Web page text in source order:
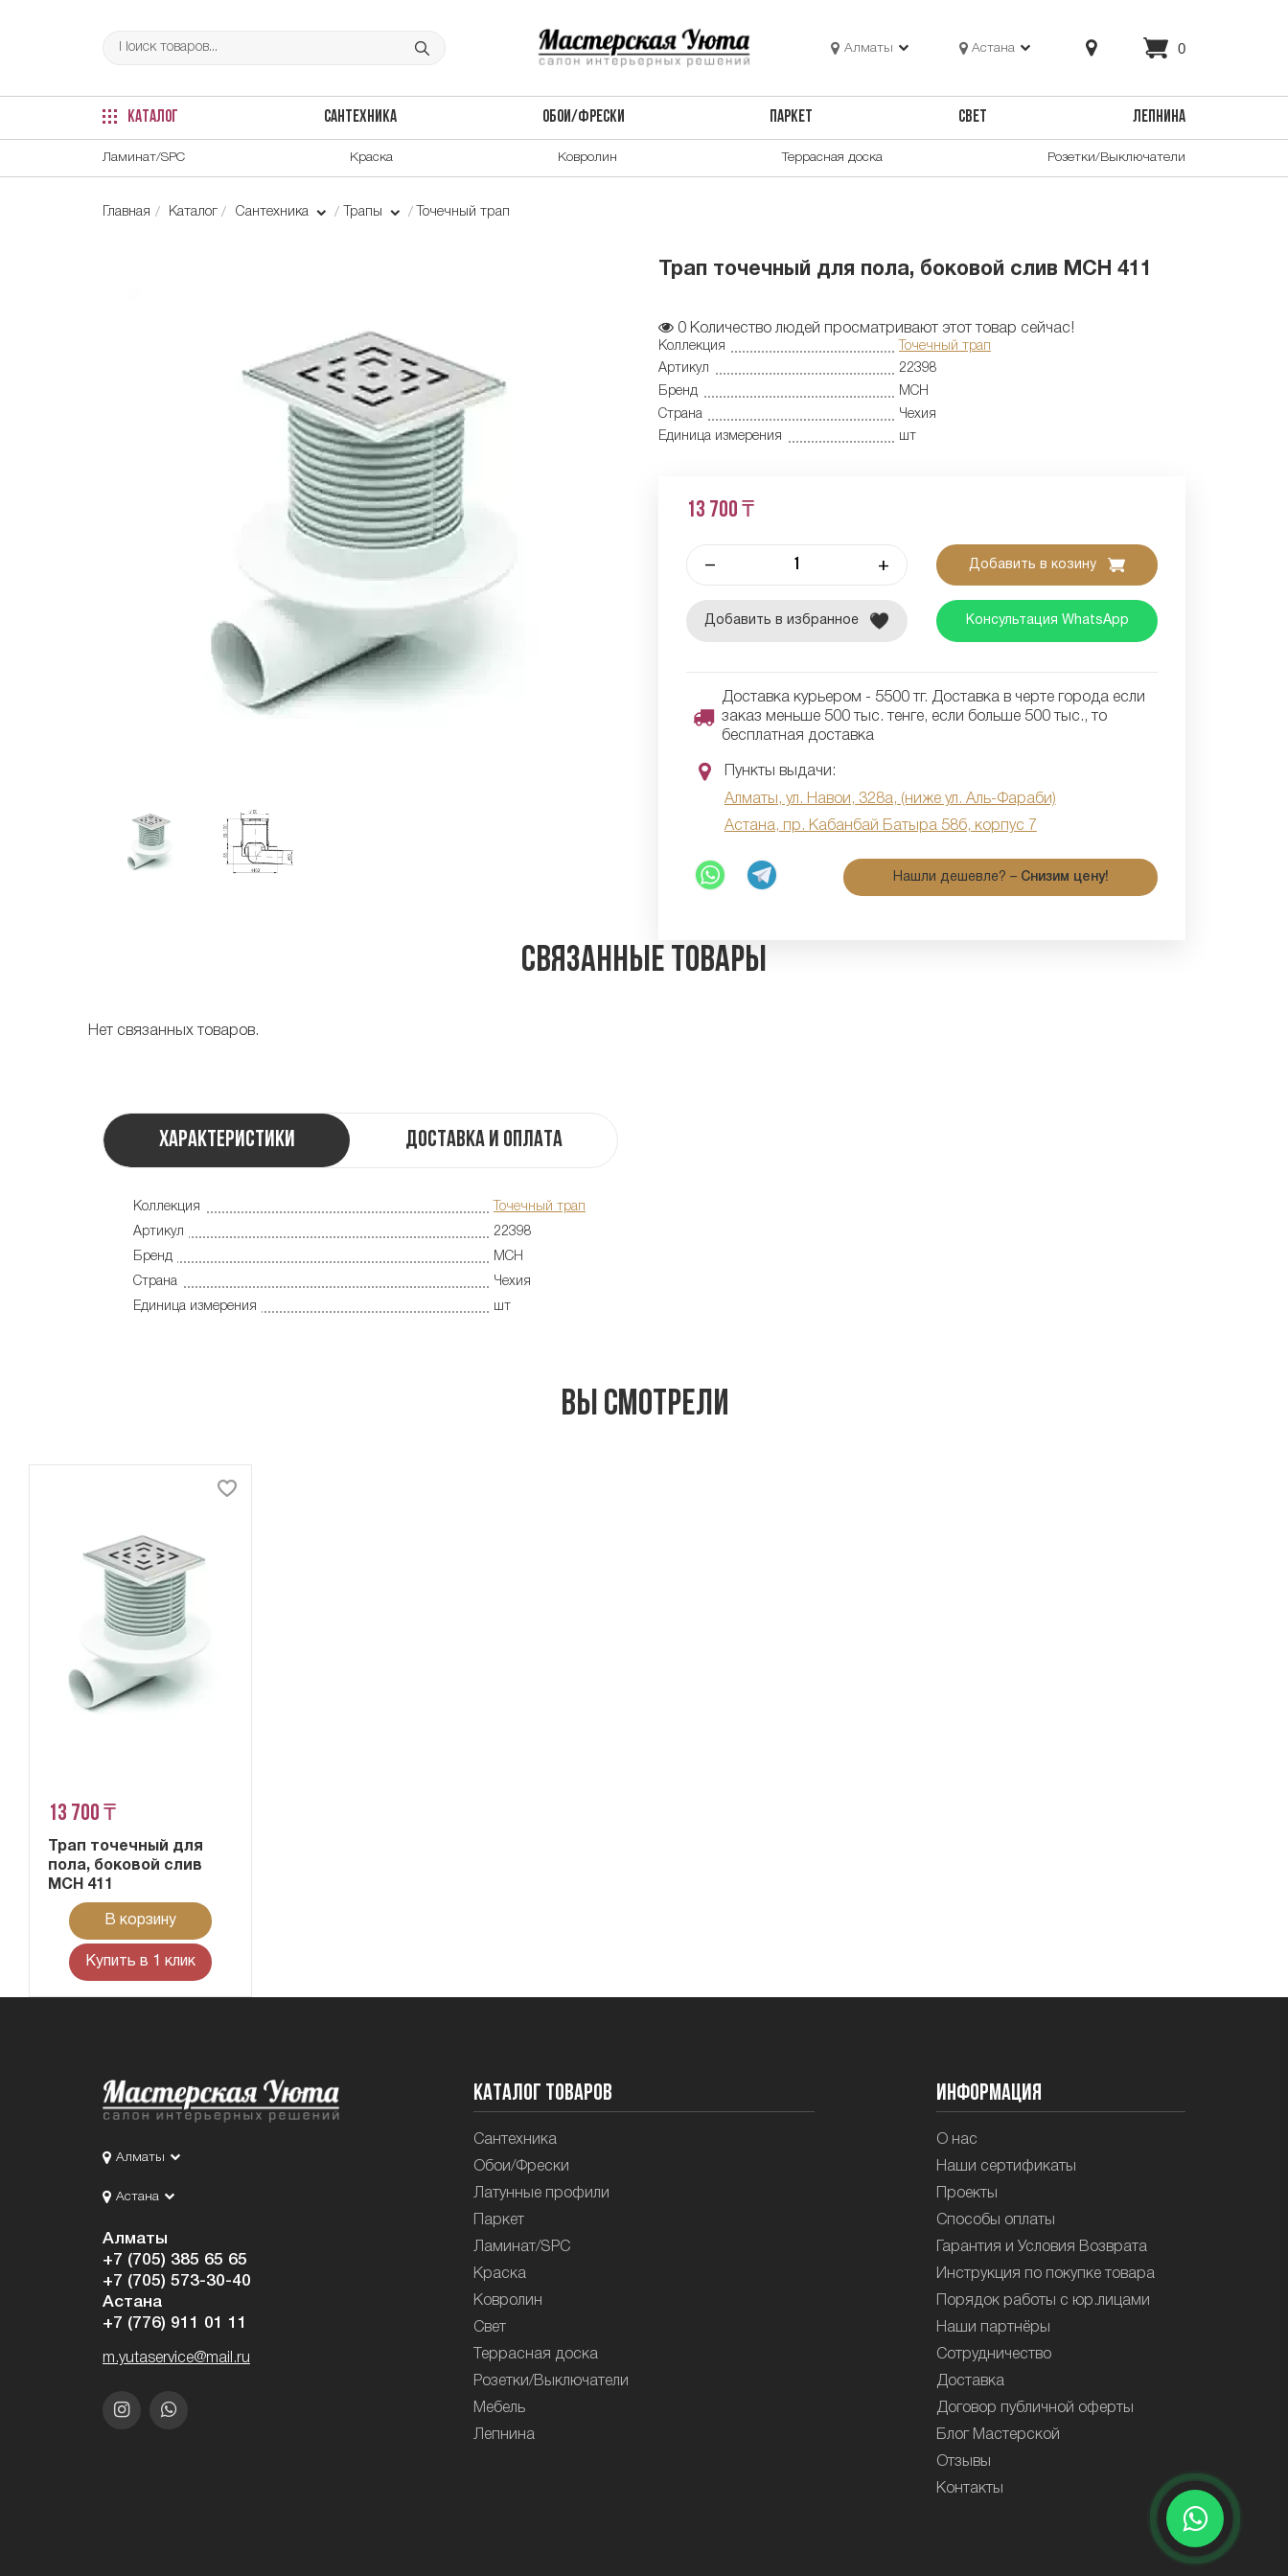
Алматы Астана 0
КАТАЛОГ САНТЕХНИКА ОБОИ/ФРЕСКИ ПАРКЕТ СВЕТ ЛЕПНИНА
Ламинат/SPC Краска Ковролин Террасная доска Розетки/Выключатели
Главная Каталог Сантехника Трапы Точечный трап
Трап точечный для пола, боковой слив MCH 411
0 Количество людей просматривают этот товар сейчас!
Коллекция
Точечный трап
Артикул
22398
Бренд
MCH
Страна
Чехия
Единица измерения
шт
13 700 ₸
– + Добавить в козину
Добавить в избранное Консультация WhatsApp
Доставка курьером - 5500 тг. Доставка в черте города если
заказ меньше 500 тыс. тенге, если больше 500 тыс., то
бесплатная доставка
Пункты выдачи:
Алматы, ул. Навои, 328а, (ниже ул. Аль-Фараби)
Астана, пр. Кабанбай Батыра 58б, корпус 7
Нашли дешевле? – Снизим цену!
Связанные товары
Нет связанных товаров.
Характеристики Доставка и оплата
Коллекция
Точечный трап
Артикул
22398
Бренд
MCH
Страна
Чехия
Единица измерения
шт
Вы смотрели
13 700 ₸
Трап точечный для
пола, боковой слив
MCH 411
В корзину
Купить в 1 клик
Алматы
Астана
Алматы
+7 (705) 385 65 65
+7 (705) 573-30-40
Астана
+7 (776) 911 01 11
m.yutaservice@mail.ru
Каталог товаров
Сантехника
Обои/Фрески
Латунные профили
Паркет
Ламинат/SPC
Краска
Ковролин
Свет
Террасная доска
Розетки/Выключатели
Мебель
Лепнина
Информация
О нас
Наши сертификаты
Проекты
Способы оплаты
Гарантия и Условия Возврата
Инструкция по покупке товара
Порядок работы с юр.лицами
Наши партнёры
Сотрудничество
Доставка
Договор публичной оферты
Блог Мастерской
Отзывы
Контакты